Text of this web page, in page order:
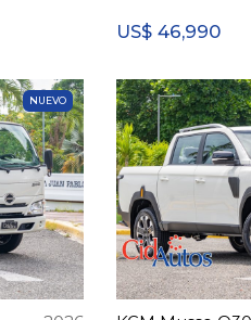
US$ 46,990
NUEVO